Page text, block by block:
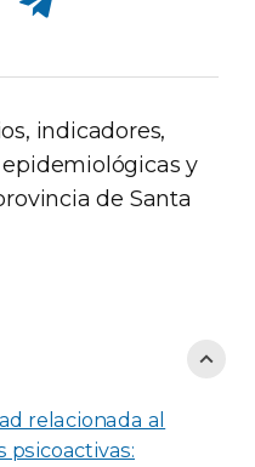
indicadores,
y
de Santa
relacionada al
psicoactivas: